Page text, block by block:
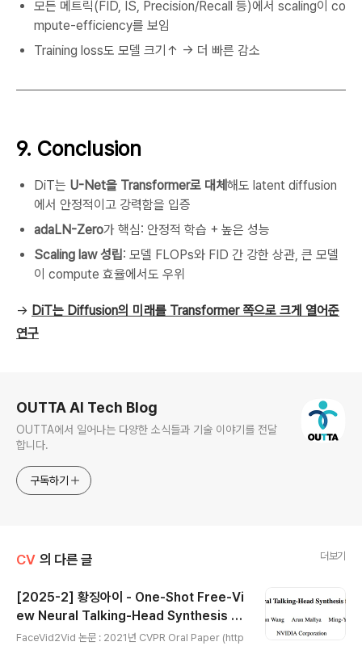
모든 메트릭(FID, IS, Precision/Recall 등)에서 scaling이 co
mpute-efficiency를 보임
Training loss도 모델 크기↑ → 더 빠른 감소
9. Conclusion
DiT는 U-Net을 Transformer로 대체 해도 latent diffusion
에서 안정적이고 강력함을 입증
adaLN-Zero가 핵심: 안정적 학습 + 높은 성능
Scaling law 성립 : 모델 FLOPs와 FID 간 강한 상관, 큰 모델
이 compute 효율에서도 우위
→ DiT는 Diffusion의 미래를 Transformer 쪽으로 크게 열어준
연구
OUTTA AI Tech Blog
OUTTA에서 일어나는 다양한 소식들과 기술 이야기를 전달
합니다.
구독하기
CV 의 다른 글 더보기
[2025-2] 황징아이 - One-Shot Free-Vi
ew Neural Talking-Head Synthesis fo
r Video Conferencing
FaceVid2Vid 논문 : 2021년 CVPR Oral Paper (http